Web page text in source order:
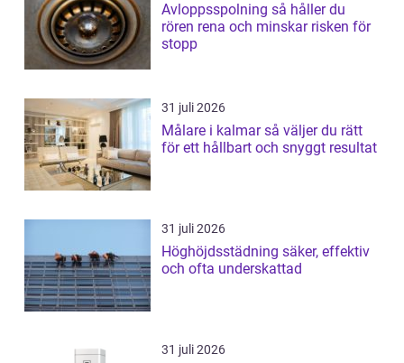
Avloppsspolning så håller du
rören rena och minskar risken för
stopp
31 juli 2026
Målare i kalmar så väljer du rätt
för ett hållbart och snyggt resultat
31 juli 2026
Höghöjdsstädning säker, effektiv
och ofta underskattad
31 juli 2026